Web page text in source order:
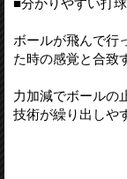
ボールが飛んで行
た時の感覚と合致
力加減でボールの
技術が繰り出しや